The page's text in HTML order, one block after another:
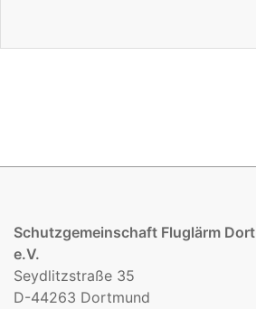
Schutzgemeinschaft Fluglärm
e.V.
Seydlitzstraße 35
D-44263 Dortmund